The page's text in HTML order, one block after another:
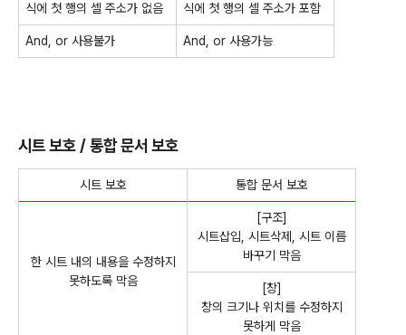
식에 첫 행의 셀 주소가 없음 식에 첫 행의 셀 주소가 포함
And, or 사용불가 And, or 사용가능
시트 보호 / 통합 문서 보호
시트 보호 통합 문서 보호
한 시트 내의 내용을 수정하지
못하도록 막음
[구조]
시트삽입, 시트삭제, 시트 이름
바꾸기 막음
[창]
창의 크기나 위치를 수정하지
못하게 막음